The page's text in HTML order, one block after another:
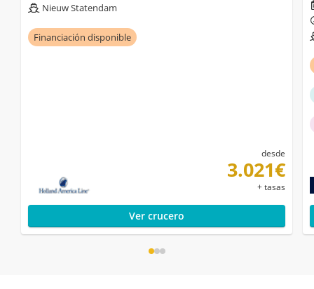
Nieuw Statendam
Financiación disponible
desde
3.021€
+ tasas
Ver crucero